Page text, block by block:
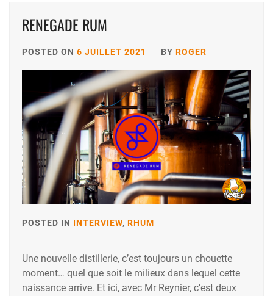
RENEGADE RUM
POSTED ON 6 JUILLET 2021 BY ROGER
POSTED IN INTERVIEW, RHUM
Une nouvelle distillerie, c’est toujours un chouette
moment… quel que soit le milieux dans lequel cette
naissance arrive. Et ici, avec Mr Reynier, c’est deux